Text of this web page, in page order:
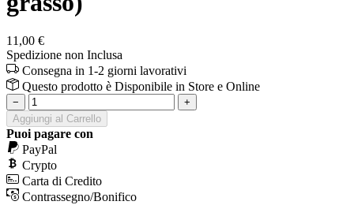
11,00 €
Spedizione non Inclusa
Consegna in 1-2 giorni lavorativi
Questo prodotto è Disponibile in Store e Online
−
+
Aggiungi al Carrello
Puoi pagare con
PayPal
Crypto
Carta di Credito
Contrassegno/Bonifico